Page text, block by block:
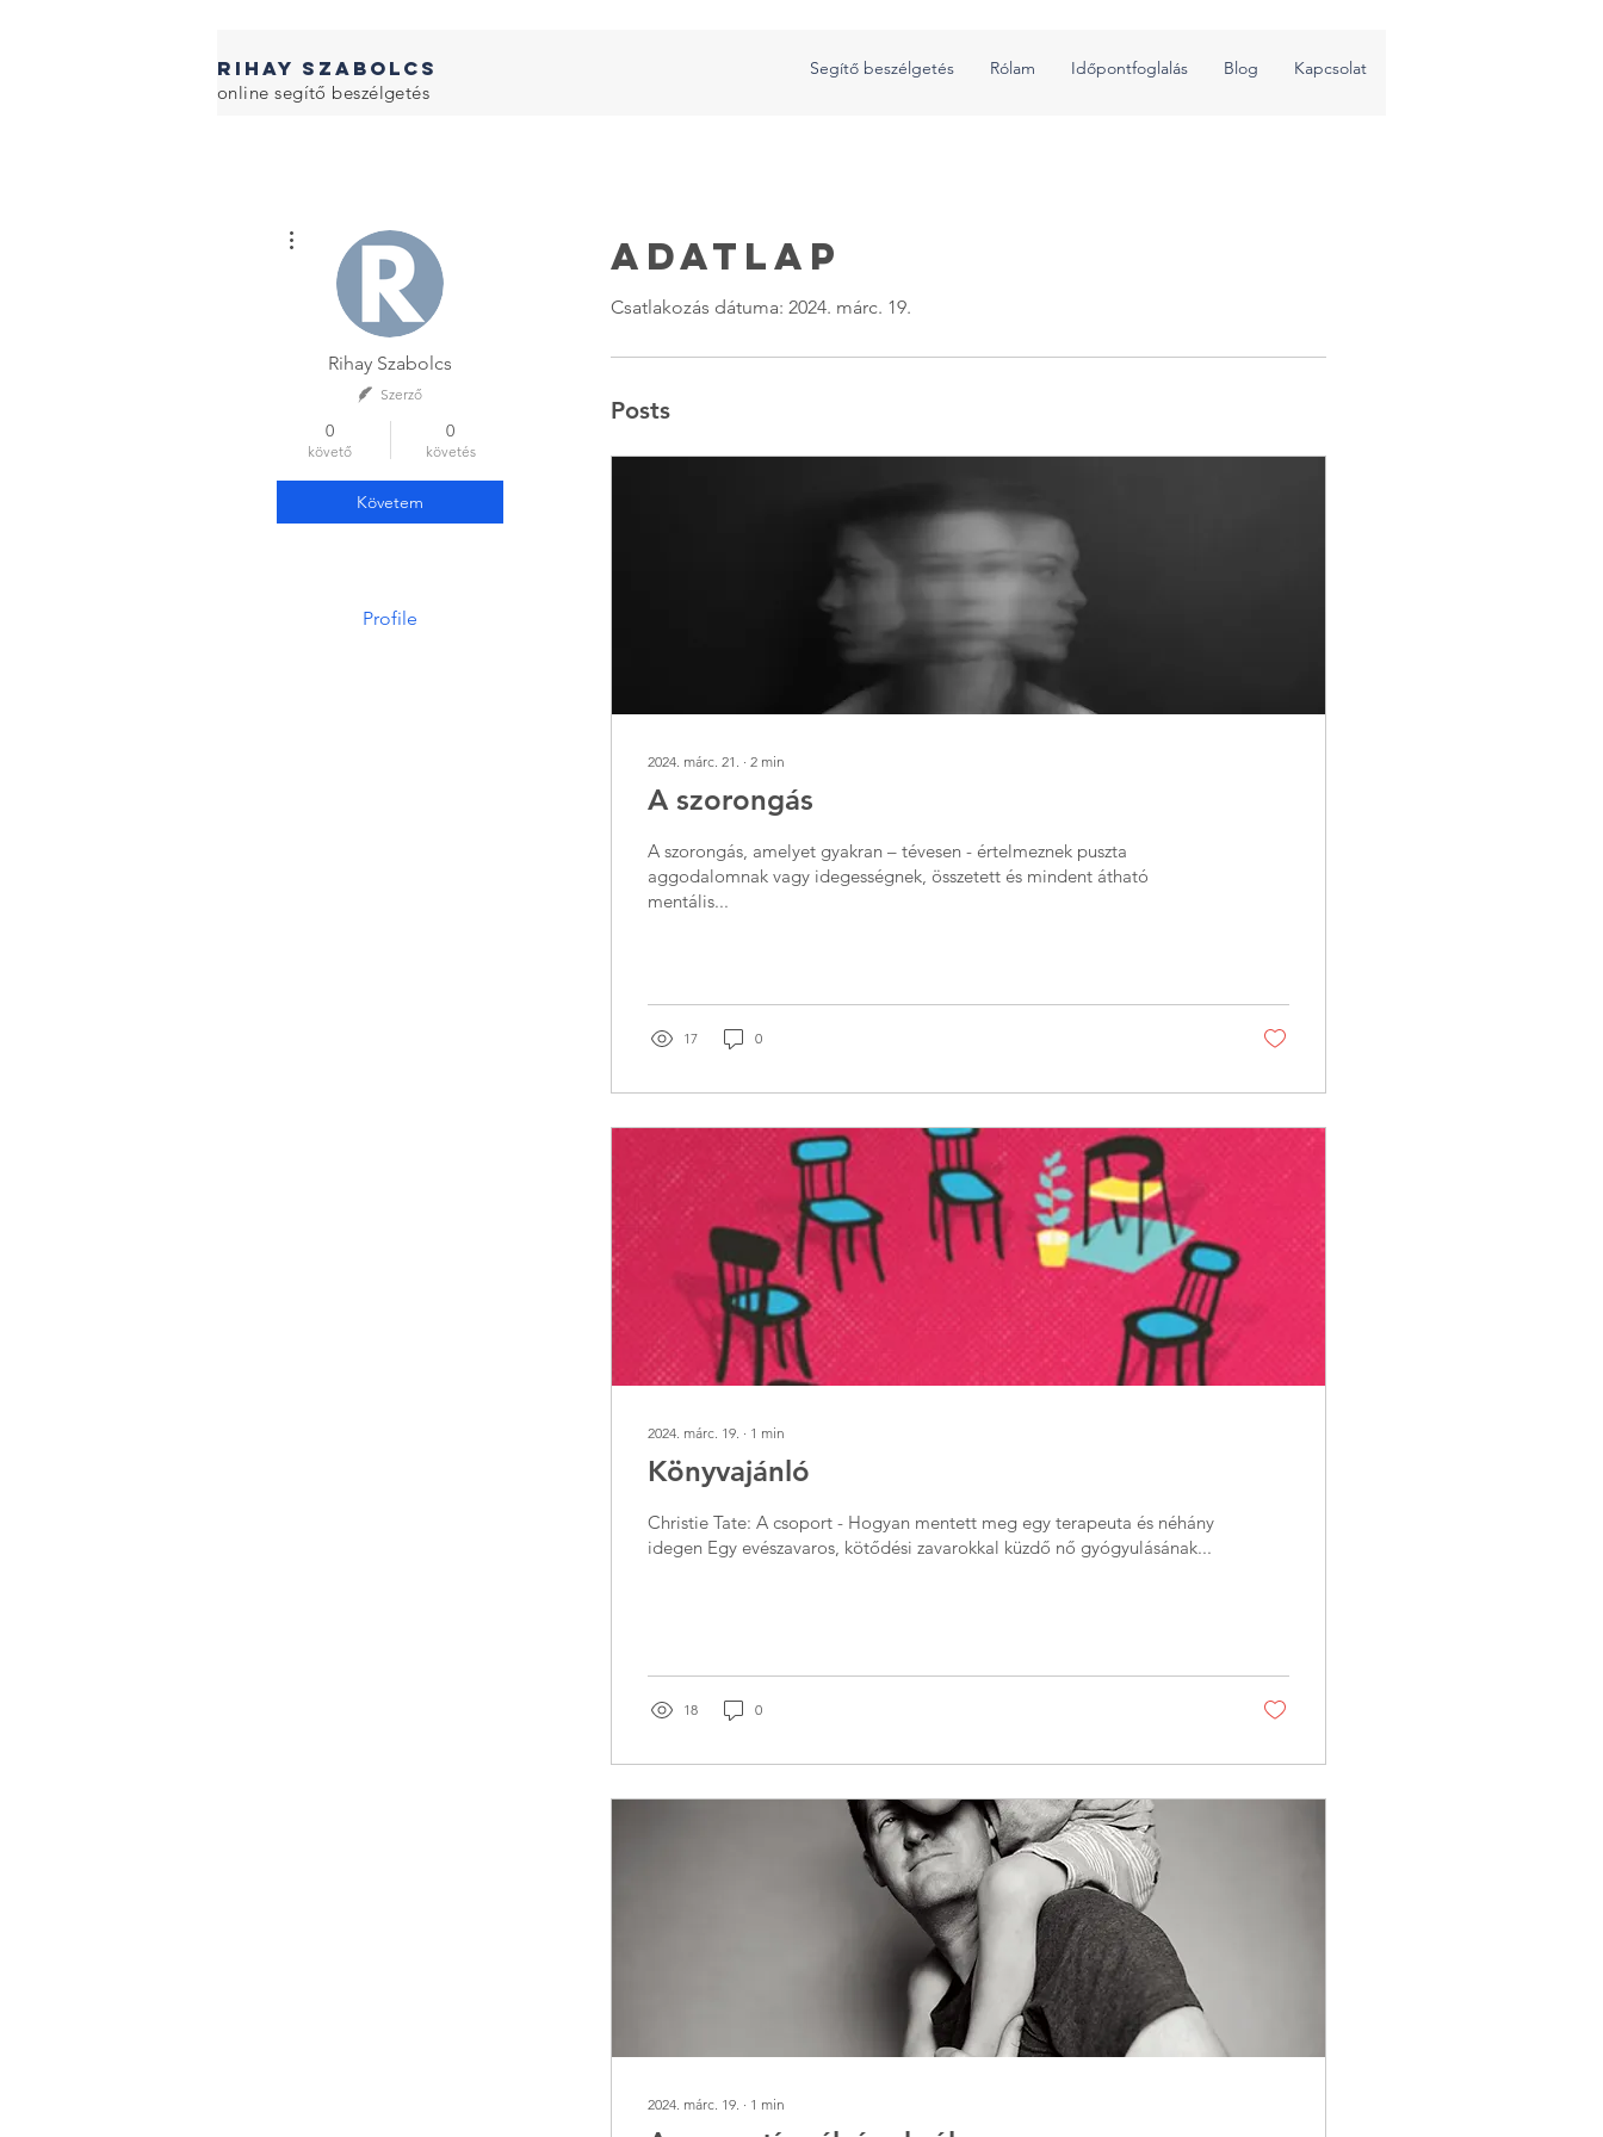
RIHAY SZABOLcS
online segítő beszélgetés
Segítő beszélgetés Rólam Időpontfoglalás Blog Kapcsolat
Adatlap
Csatlakozás dátuma: 2024. márc. 19.
Posts
2024. márc. 21. ∙ 2 min
A szorongás
A szorongás, amelyet gyakran – tévesen - értelmeznek puszta
aggodalomnak vagy idegességnek, összetett és mindent átható
mentális...
17 0
2024. márc. 19. ∙ 1 min
Könyvajánló
Christie Tate: A csoport - Hogyan mentett meg egy terapeuta és néhány
idegen Egy evészavaros, kötődési zavarokkal küzdő nő gyógyulásának...
18 0
2024. márc. 19. ∙ 1 min
Rihay Szabolcs
Szerző
0
követő
0
követés
Követem
Profile